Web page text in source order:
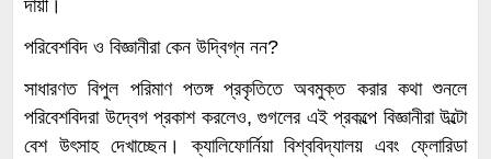
দায়ী।
পরিবেশবিদ ও বিজ্ঞানীরা কেন উদ্বিগ্ন নন?
সাধারণত বিপুল পরিমাণ পতঙ্গ প্রকৃতিতে অবমুক্ত করার কথা শুনলে
পরিবেশবিদরা উদ্বেগ প্রকাশ করলেও, গুগলের এই প্রকল্পে বিজ্ঞানীরা উল্টো
বেশ উৎসাহ দেখাচ্ছেন। ক্যালিফোর্নিয়া বিশ্ববিদ্যালয় এবং ফ্লোরিডা